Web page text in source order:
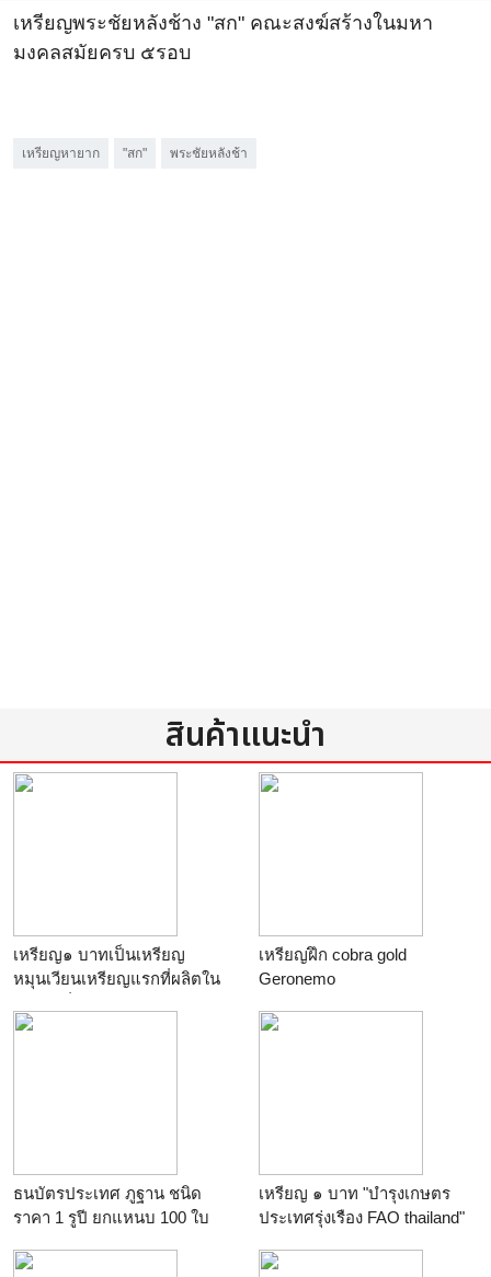
เหรียญพระชัยหลังช้าง "สก" คณะสงฆ์สร้างในมหา
มงคลสมัยครบ ๕รอบ
เหรียญหายาก "สก" พระชัยหลังช้า
สินค้าแนะนำ
เหรียญ๑ บาทเป็นเหรียญ
หมุนเวียนเหรียญแรกที่ผลิตใน
เงิน3%
เหรียญฝึก cobra gold
Geronemo
ธนบัตรประเทศ ภูฐาน ชนิด
ราคา 1 รูปี ยกแหนบ 100 ใบ
เหรียญ ๑ บาท "บำรุงเกษตร
ประเทศรุ่งเรือง FAO thailand"